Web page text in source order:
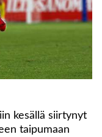
kesällä siirtynyt
taipumaan